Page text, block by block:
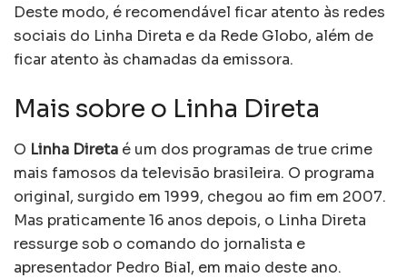
Deste modo, é recomendável ficar atento às redes
sociais do Linha Direta e da Rede Globo, além de
ficar atento às chamadas da emissora.
Mais sobre o Linha Direta
O Linha Direta é um dos programas de true crime
mais famosos da televisão brasileira. O programa
original, surgido em 1999, chegou ao fim em 2007.
Mas praticamente 16 anos depois, o Linha Direta
ressurge sob o comando do jornalista e
apresentador Pedro Bial, em maio deste ano.